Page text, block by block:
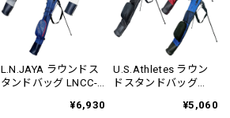
L.N.JAYA ラウンドス
タンドバッグ LNCC-
¥6,930
U.S.Athletes ラウン
ドスタンドバッグ
¥5,060